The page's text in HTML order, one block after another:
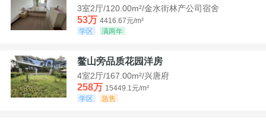
3室2厅/120.00m²/金水街林产公司宿舍
53万 4416.67元/m²
学区
满两年
鳌山旁品质花园洋房
4室2厅/167.00m²/兴唐府
258万 15449.1元/m²
学区
急售